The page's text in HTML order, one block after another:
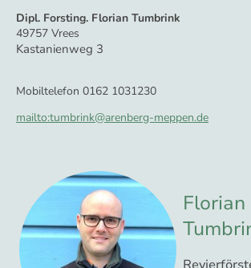
Dipl. Forsting. Florian Tumbrink
49757 Vrees
Kastanienweg 3
Mobiltelefon 0162 1031230
mailto:tumbrink@arenberg-meppen.de
Florian